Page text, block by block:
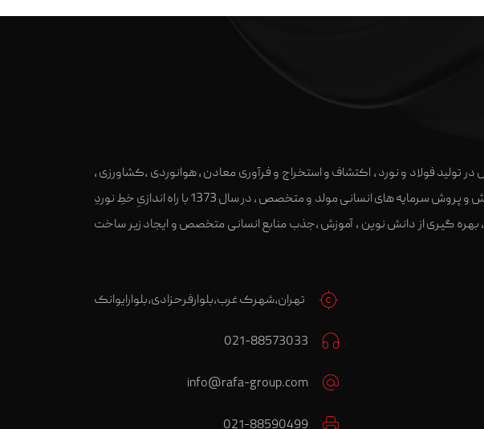
فولاد و نورد ، اکتشاف و استخراج و فرآوری معادن ، هوانوردی ،کشاورزی ،
بازرگانی می باشد. گروه رافا با هدف کارآفرینی و ایجاد اشتغال،مشارکت در رشد و تعالی صنعت کشور و آموزش و پروش سرمایه های انسانی مولد و متخصص ، در سال 1373 با راه اندازیِ خطِ نوردِ
گیری از دانش نوین ، آموزش ،جذب منابع انسانی متخصص و ایجاد زیر ساخت
تهران،شهرک غرب،بلوارفرحزادی،بلوارایوانک
021-88573033
info@rafa-group.com